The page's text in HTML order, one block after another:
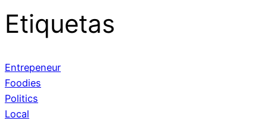
Etiquetas
Entrepeneur
Foodies
Politics
Local